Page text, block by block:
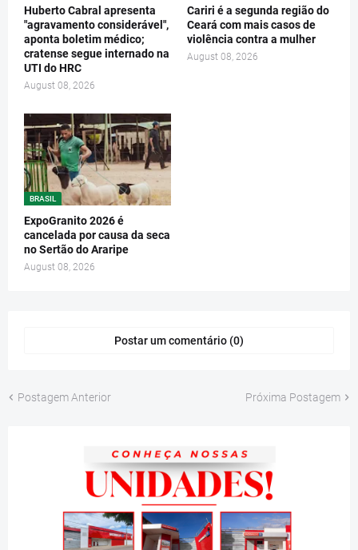
Huberto Cabral apresenta
"agravamento considerável",
aponta boletim médico;
cratense segue internado na
UTI do HRC
August 08, 2026
Cariri é a segunda região do
Ceará com mais casos de
violência contra a mulher
August 08, 2026
BRASIL
ExpoGranito 2026 é
cancelada por causa da seca
no Sertão do Araripe
August 08, 2026
Postar um comentário (0)
Postagem Anterior Próxima Postagem